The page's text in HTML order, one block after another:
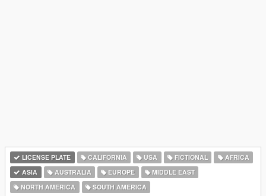
LICENSE PLATE CALIFORNIA USA FICTIONAL
AFRICA
ASIA
AUSTRALIA EUROPE
MIDDLE EAST
NORTH AMERICA
SOUTH AMERICA